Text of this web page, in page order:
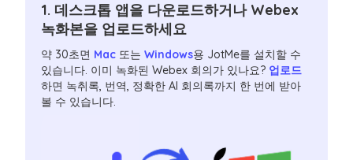
1. 데스크톱 앱을 다운로드하거나 Webex
녹화본을 업로드하세요
약 30초면 Mac 또는Windows용 JotMe를 설치할 수
있습니다. 이미 녹화된 Webex 회의가 있나요? 업로드
하면 녹취록, 번역, 정확한 AI 회의록까지 한 번에 받아
볼 수 있습니다.